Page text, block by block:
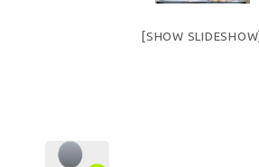
[SHOW SLIDESHOW]